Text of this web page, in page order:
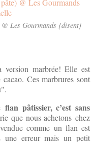
Les Gourmands {disent}
marbrée! Elle est
Ces marbrures sont
flan pâtissier, c’est sans
que nous achetons chez
comme un flan est
une erreur mais un petit